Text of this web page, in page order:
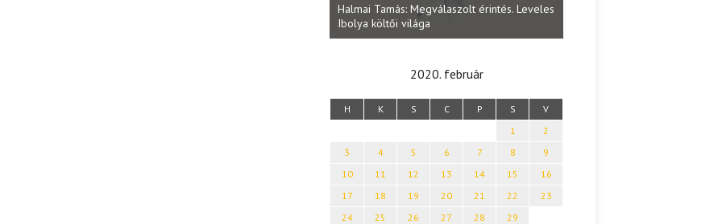
Halmai Tamás: Megválaszolt érintés. Leveles
Ibolya költői világa
2020. február
H K S C P S V
1
2
3
4 5 6 7 8
9
10
11 12 13 14 15
16
17
18 19 20 21 22
23
24
25 26 27 28 29